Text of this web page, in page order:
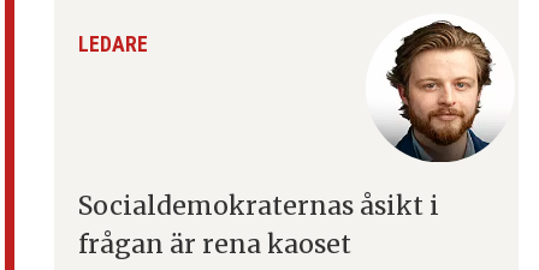
LEDARE
Socialdemokraternas åsikt i
frågan är rena kaoset